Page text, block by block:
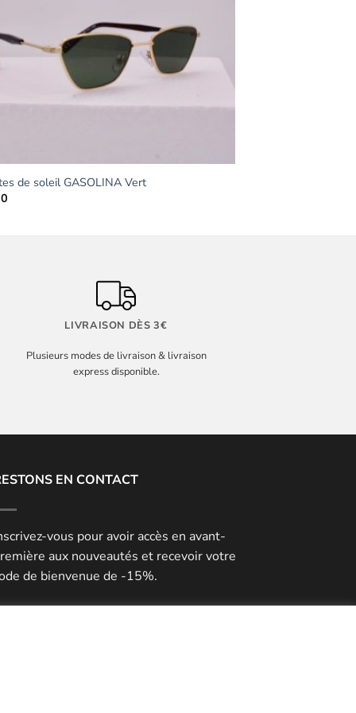
de soleil GASOLINA Vert
LIVRAISON DÈS 3€
Plusieurs modes de livraison & livraison
express disponible.
EN CONTACT
vous pour avoir accès en avant-
aux nouveautés et recevoir votre
de bienvenue de -15%.